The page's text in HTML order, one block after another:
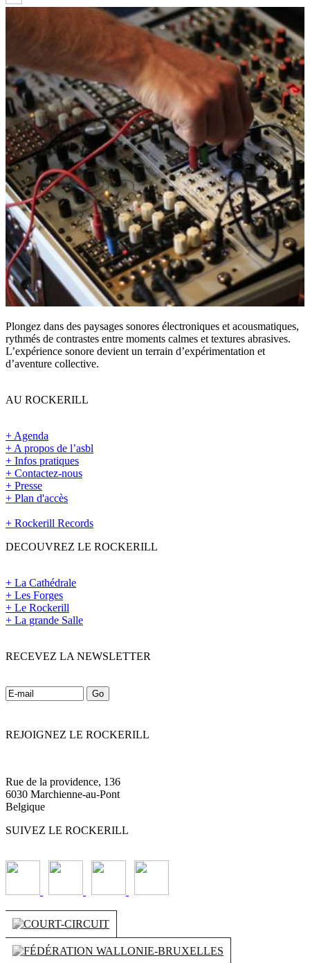
Plongez dans des paysages sonores électroniques et acousmatiques,
rythmés de contrastes entre moments calmes et textures abrasives.
L’expérience sonore devient un terrain d’expérimentation et
d’aventure collective.
AU ROCKERILL
+ Agenda
+ A propos de l’asbl
+ Infos pratiques
+ Contactez-nous
+ Presse
+ Plan d'accès
+ Rockerill Records
DECOUVREZ LE ROCKERILL
+ La Cathédrale
+ Les Forges
+ Le Rockerill
+ La grande Salle
RECEVEZ LA NEWSLETTER
REJOIGNEZ LE ROCKERILL
Rue de la providence, 136
6030 Marchienne-au-Pont
Belgique
SUIVEZ LE ROCKERILL